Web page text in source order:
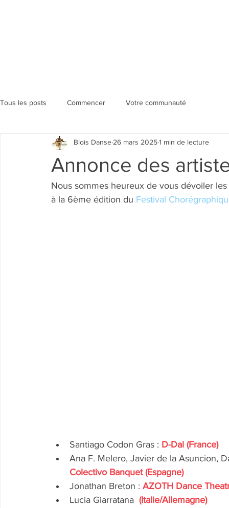
Tous les posts Commencer Votre communauté
Annonce des
Blois Danse 26 mars 20251 min de lecture
Nous sommes heureux de vous dévoiler
à la 6ème édition du Festival
Santiago Codon Gras : D-Dal (France)
Ana F. Melero, Javier de la Asuncion,
Colectivo Banquet (Espagne)
Jonathan Breton : AZOTH Dance
Lucia Giarratana (Italie/Allemagne)